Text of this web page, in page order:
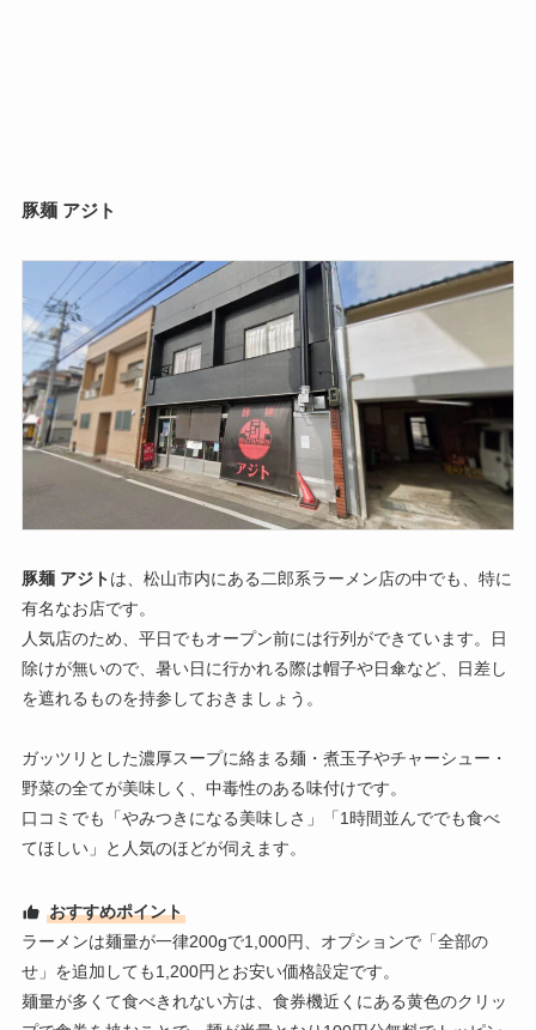
豚麺 アジト
豚麺 アジトは、松山市内にある二郎系ラーメン店の中でも、特に
有名なお店です。
人気店のため、平日でもオープン前には行列ができています。日
除けが無いので、暑い日に行かれる際は帽子や日傘など、日差し
を遮れるものを持参しておきましょう。
ガッツリとした濃厚スープに絡まる麺・煮玉子やチャーシュー・
野菜の全てが美味しく、中毒性のある味付けです。
口コミでも「やみつきになる美味しさ」「1時間並んででも食べ
てほしい」と人気のほどが伺えます。
おすすめポイント
ラーメンは麺量が一律200gで1,000円、オプションで「全部の
せ」を追加しても1,200円とお安い価格設定です。
麺量が多くて食べきれない方は、食券機近くにある黄色のクリッ